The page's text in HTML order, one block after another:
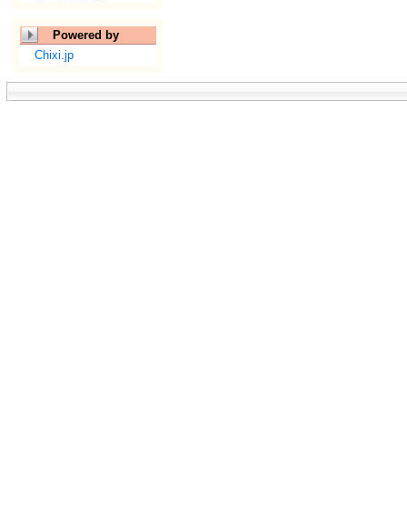
Powered by
Chixi.jp